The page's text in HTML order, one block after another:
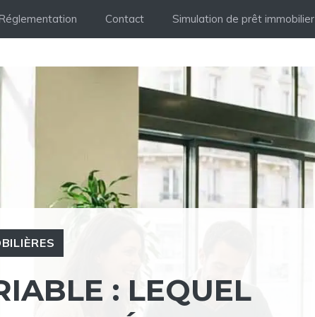
Contact Simulation de prêt immobilier
: LEQUEL